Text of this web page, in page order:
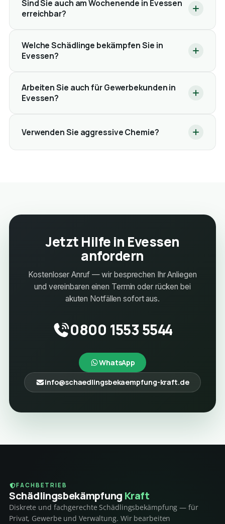
Sind Sie auch am Wochenende in Evessen
erreichbar?
Welche Schädlinge bekämpfen Sie in
Evessen?
Arbeiten Sie auch für Gewerbekunden in
Evessen?
Verwenden Sie aggressive Chemie?
Jetzt Hilfe in Evessen
anfordern
Kostenloser Anruf — wir besprechen Ihr Anliegen
und vereinbaren einen Termin oder rücken bei
akuten Notfällen sofort aus.
0800 1553 5544
WhatsApp
info@schaedlingsbekaempfung-kraft.de
FACHBETRIEB
Schädlings­bekämpfung Kraft
Diskrete und fachgerechte Schädlingsbekämpfung — für
Privat, Gewerbe und Verwaltung. Wir bearbeiten